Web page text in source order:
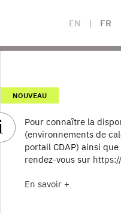
EN | FR
NOUVEAU
Pour connaître la
(environnements de
portail CDAP) ainsi
rendez-vous sur
En savoir +